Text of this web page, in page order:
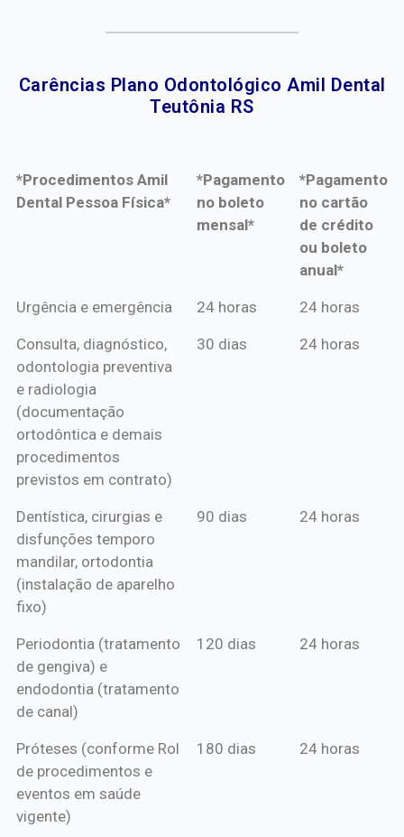
Carências Plano Odontológico Amil Dental
Teutônia RS​
*Procedimentos Amil
Dental Pessoa Física*
*Pagamento
no boleto
mensal*
*Pagamento
no cartão
de crédito
ou boleto
anual*
*Procedimentos Amil
*Pagamento
mensal*
*Pagamento
de crédito
Urgência e emergência 24 horas 24 horas
Consulta, diagnóstico,
odontologia preventiva
e radiologia
(documentação
ortodôntica e demais
procedimentos
previstos em contrato)
30 dias 24 horas
Dentística, cirurgias e
disfunções temporo
mandilar, ortodontia
(instalação de aparelho
fixo)
90 dias 24 horas
Periodontia (tratamento
de gengiva) e
endodontia (tratamento
de canal)
120 dias 24 horas
Próteses (conforme Rol
de procedimentos e
eventos em saúde
vigente)
180 dias 24 horas